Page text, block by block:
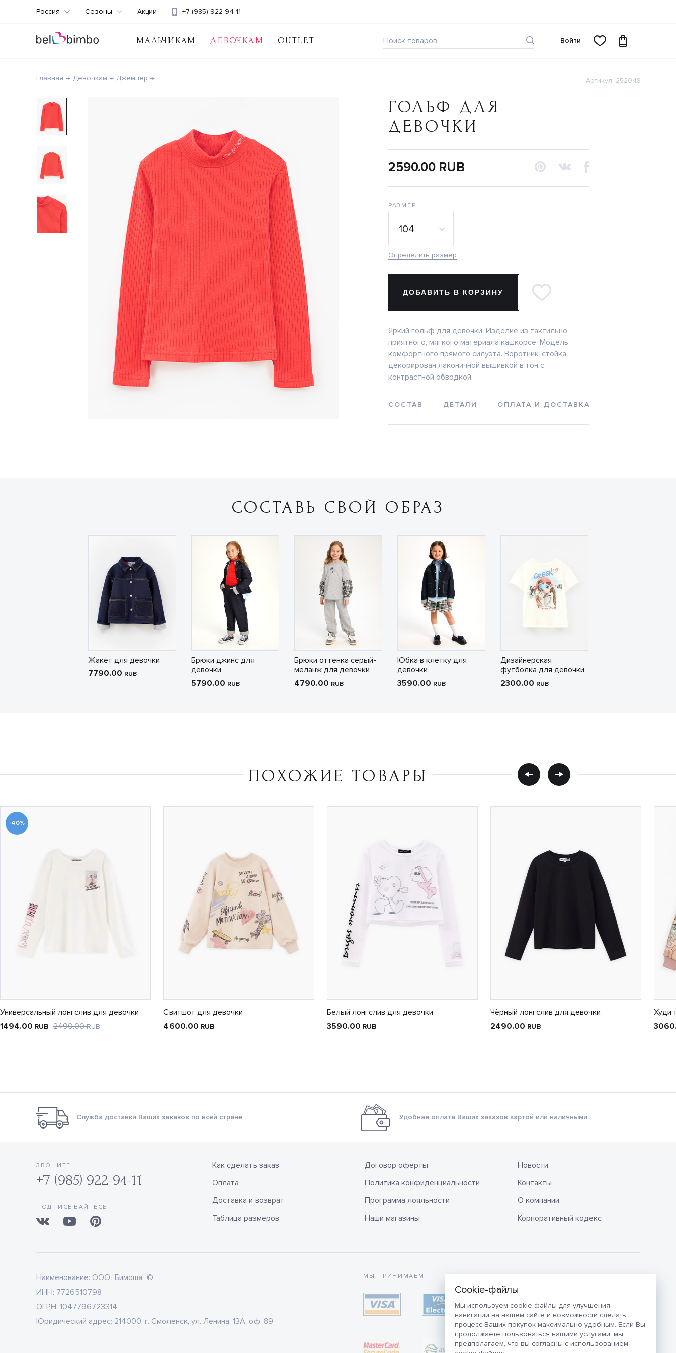
Мы используем cookie-файлы для улучшения
навигации на нашем сайте и возможности сделать
процесс Ваших покупок максимально удобным. Если Вы
продолжаете пользоваться нашими услугами, мы
предполагаем, что вы согласны с использованием
МАЛЬЧИКАМ ДЕВОЧКАМ OUTLET
+7 (985) 922-94-11
Россия Сезоны Акции
Войти
Главная Девочкам Джемпер Артикул: 252048
ГОЛЬФ ДЛЯ
ДЕВОЧКИ
2590.00 RUB
РАЗМЕР
104
Определить размер
ДОБАВИТЬ В КОРЗИНУ
Яркий гольф для девочки. Изделие из тактильно
приятного, мягкого материала кашкорсе. Модель
комфортного прямого силуэта. Воротник-стойка
декорирован лаконичной вышивкой в тон с
контрастной обводкой.
СОСТАВ ДЕТАЛИ ОПЛАТА И ДОСТАВКА
СОСТАВЬ СВОЙ ОБРАЗ
Жакет для девочки
7790.00 RUB
Брюки джинс для
девочки
5790.00 RUB
Брюки оттенка серый-
меланж для девочки
4790.00 RUB
Юбка в клетку для
девочки
3590.00 RUB
Дизайнерская
футболка для девочки
2300.00 RUB
ПОХОЖИЕ ТОВАРЫ
-40%
Универсальный лонгслив для девочки
1494.00 RUB 2490.00RUB
Свитшот для девочки
4600.00 RUB
Белый лонгслив для девочки
3590.00 RUB
Чёрный лонгслив для девочки
2490.00 RUB
Худи
Служба доставки Ваших заказов по всей стране Удобная оплата Ваших заказов картой или наличными
ЗВОНИТЕ
+7 (985) 922-94-11
ПОДПИСЫВАЙТЕСЬ
Как сделать заказ
Оплата
Доставка и возврат
Таблица размеров
Договор оферты
Политика конфиденциальности
Программа лояльности
Наши магазины
Новости
Контакты
О компании
Корпоративный кодекс
Наименование: ООО "Бимоша" ©
ИНН: 7726510798
ОГРН: 1047796723314
Юридический адрес: 214000, г. Смоленск, ул. Ленина, 13А, оф. 89
МЫ ПРИНИМАЕМ